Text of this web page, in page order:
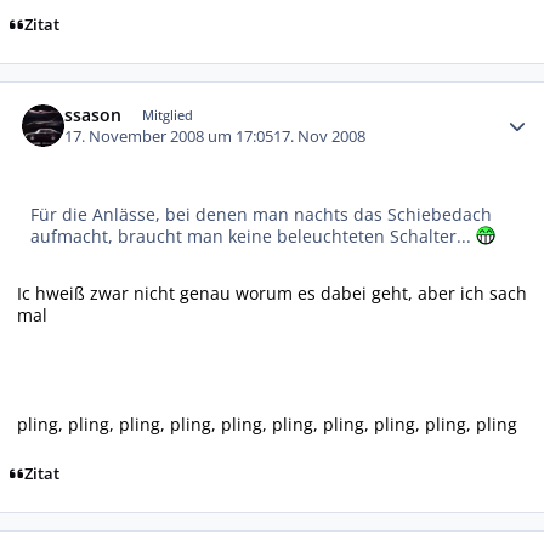
Zitat
ssason Mitglied
17. November 2008 um 17:0517. Nov 2008
Für die Anlässe, bei denen man nachts das Schiebedach
aufmacht, braucht man keine beleuchteten Schalter...
Ic hweiß zwar nicht genau worum es dabei geht, aber ich sach
mal
pling, pling, pling, pling, pling, pling, pling, pling, pling, pling
Zitat